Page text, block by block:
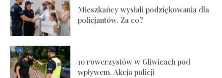
Mieszkańcy wysłali podziękowania dla
policjantów. Za co?
10 rowerzystów w Gliwicach pod
wpływem. Akcja policji